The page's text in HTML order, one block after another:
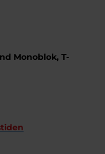
Monoblok, T-